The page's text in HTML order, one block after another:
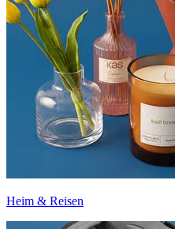
Heim & Reisen